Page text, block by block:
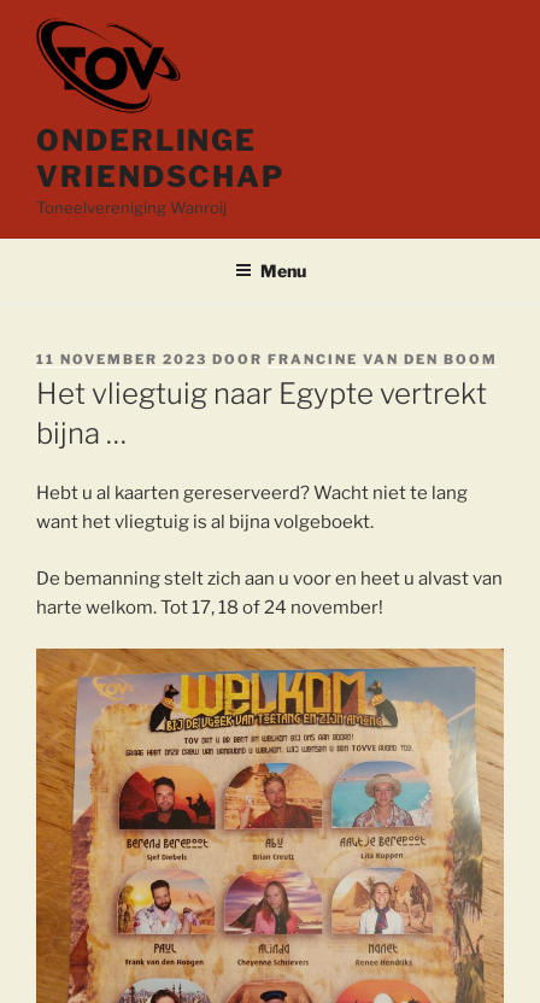
ONDERLINGE
VRIENDSCHAP
Toneelvereniging Wanroij
Menu
GEPLAATST
OP
11 NOVEMBER 2023 DOOR FRANCINE VAN DEN BOOM
Het vliegtuig naar Egypte vertrekt
bijna …
Hebt u al kaarten gereserveerd? Wacht niet te lang
want het vliegtuig is al bijna volgeboekt.
De bemanning stelt zich aan u voor en heet u alvast van
harte welkom. Tot 17, 18 of 24 november!